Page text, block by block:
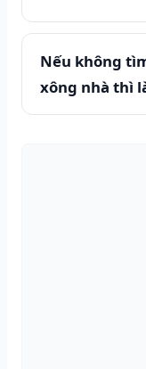
Nếu không
xông nhà thì